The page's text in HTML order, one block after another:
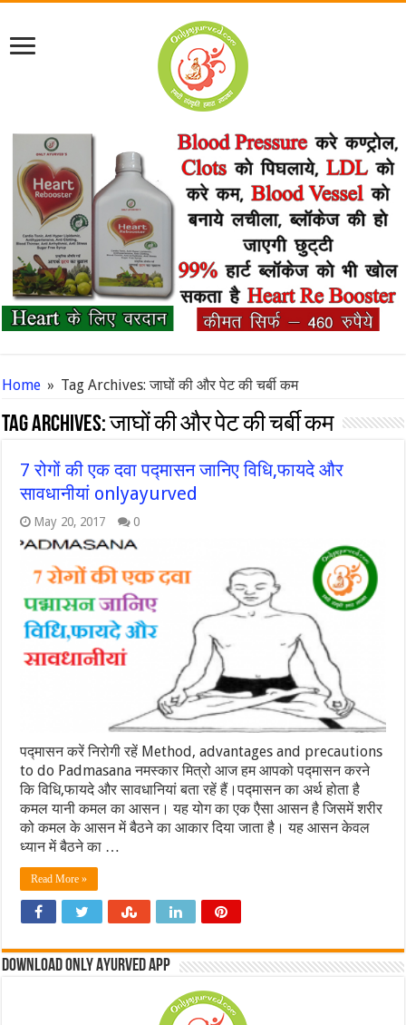
Home » Tag Archives: जाघों की और पेट की चर्बी कम
Tag Archives:जाघों की और पेट की चर्बी कम
7 रोगों की एक दवा पद्मासन जानिए विधि,फायदे और
सावधानीयां onlyayurved
May 20, 2017 0
पद्मासन करें निरोगी रहें Method, advantages and precautions
to do Padmasana नमस्कार मित्रो आज हम आपको पद्मासन करने
कि विधि,फायदे और सावधानियां बता रहें हैं।पद्मासन का अर्थ होता है
कमल यानी कमल का आसन। यह योग का एक एैसा आसन है जिसमें शरीर
को कमल के आसन में बैठने का आकार दिया जाता है। यह आसन केवल
ध्यान में बैठने का …
Read More »
Download Only Ayurved App